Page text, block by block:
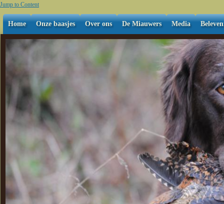
Jump to Content
Home Onze baasjes Over ons De Miauwers Media